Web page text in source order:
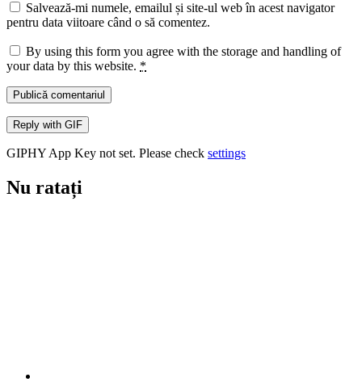
Salvează-mi numele, emailul și site-ul web în acest navigator
pentru data viitoare când o să comentez.
By using this form you agree with the storage and handling of
your data by this website. *
Publică comentariul
Reply with GIF
GIPHY App Key not set. Please check settings
Nu ratați